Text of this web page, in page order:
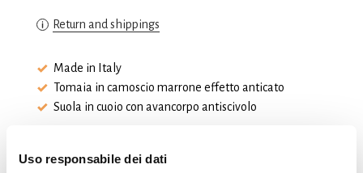
Uso responsabile dei dati
Return and shippings
Made in Italy
Tomaia in camoscio marrone effetto anticato
Suola in cuoio con avancorpo antiscivolo